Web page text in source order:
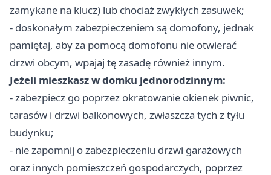
zamykane na klucz) lub chociaż zwykłych zasuwek;
- doskonałym zabezpieczeniem są domofony, jednak
pamiętaj, aby za pomocą domofonu nie otwierać
drzwi obcym, wpajaj tę zasadę również innym.
Jeżeli mieszkasz w domku jednorodzinnym:
- zabezpiecz go poprzez okratowanie okienek piwnic,
tarasów i drzwi balkonowych, zwłaszcza tych z tyłu
budynku;
- nie zapomnij o zabezpieczeniu drzwi garażowych
oraz innych pomieszczeń gospodarczych, poprzez